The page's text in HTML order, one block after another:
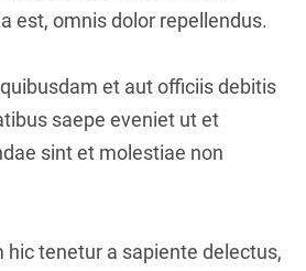
est, omnis dolor repellendus.
et aut officiis debitis
saepe eveniet ut et
sint et molestiae non
hic tenetur a sapiente delectus,